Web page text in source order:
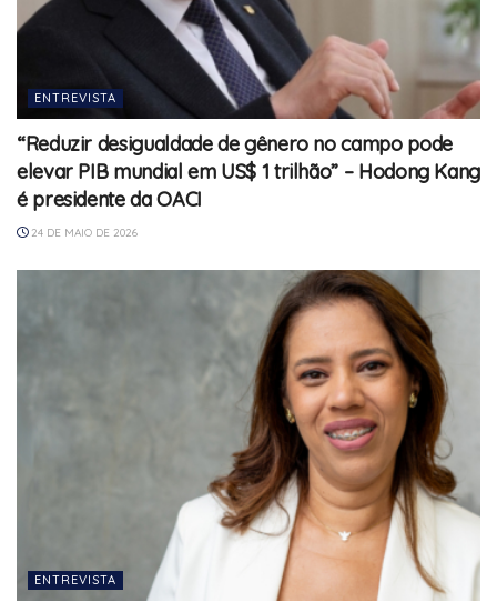
ENTREVISTA
“Reduzir desigualdade de gênero no campo pode
elevar PIB mundial em US$ 1 trilhão” – Hodong Kang
é presidente da OACI
24 DE MAIO DE 2026
ENTREVISTA